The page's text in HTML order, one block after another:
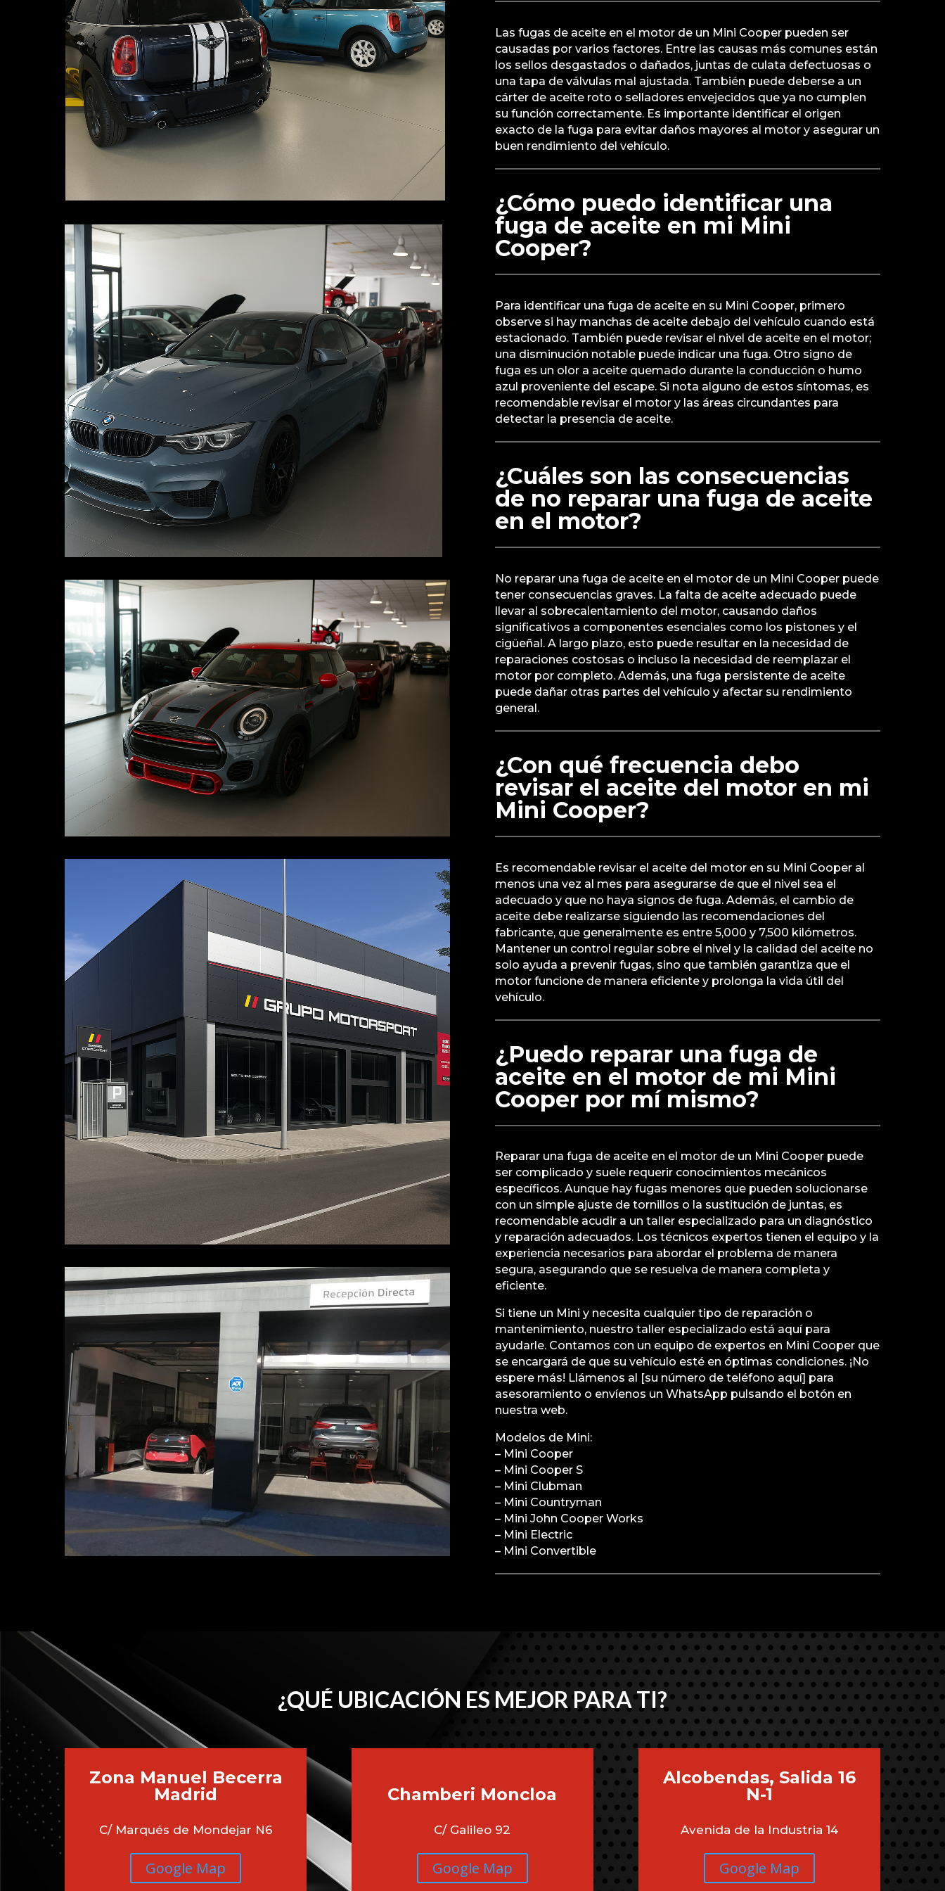
Las fugas de aceite en el motor de un Mini Cooper pueden ser
causadas por varios factores. Entre las causas más comunes están
los sellos desgastados o dañados, juntas de culata defectuosas o
una tapa de válvulas mal ajustada. También puede deberse a un
cárter de aceite roto o selladores envejecidos que ya no cumplen
su función correctamente. Es importante identificar el origen
exacto de la fuga para evitar daños mayores al motor y asegurar un
buen rendimiento del vehículo.
¿Cómo puedo identificar una
fuga de aceite en mi Mini
Cooper?
Para identificar una fuga de aceite en su Mini Cooper, primero
observe si hay manchas de aceite debajo del vehículo cuando está
estacionado. También puede revisar el nivel de aceite en el motor;
una disminución notable puede indicar una fuga. Otro signo de
fuga es un olor a aceite quemado durante la conducción o humo
azul proveniente del escape. Si nota alguno de estos síntomas, es
recomendable revisar el motor y las áreas circundantes para
detectar la presencia de aceite.
¿Cuáles son las consecuencias
de no reparar una fuga de aceite
en el motor?
No reparar una fuga de aceite en el motor de un Mini Cooper puede
tener consecuencias graves. La falta de aceite adecuado puede
llevar al sobrecalentamiento del motor, causando daños
significativos a componentes esenciales como los pistones y el
cigüeñal. A largo plazo, esto puede resultar en la necesidad de
reparaciones costosas o incluso la necesidad de reemplazar el
motor por completo. Además, una fuga persistente de aceite
puede dañar otras partes del vehículo y afectar su rendimiento
general.
¿Con qué frecuencia debo
revisar el aceite del motor en mi
Mini Cooper?
Es recomendable revisar el aceite del motor en su Mini Cooper al
menos una vez al mes para asegurarse de que el nivel sea el
adecuado y que no haya signos de fuga. Además, el cambio de
aceite debe realizarse siguiendo las recomendaciones del
fabricante, que generalmente es entre 5,000 y 7,500 kilómetros.
Mantener un control regular sobre el nivel y la calidad del aceite no
solo ayuda a prevenir fugas, sino que también garantiza que el
motor funcione de manera eficiente y prolonga la vida útil del
vehículo.
¿Puedo reparar una fuga de
aceite en el motor de mi Mini
Cooper por mí mismo?
Reparar una fuga de aceite en el motor de un Mini Cooper puede
ser complicado y suele requerir conocimientos mecánicos
específicos. Aunque hay fugas menores que pueden solucionarse
con un simple ajuste de tornillos o la sustitución de juntas, es
recomendable acudir a un taller especializado para un diagnóstico
y reparación adecuados. Los técnicos expertos tienen el equipo y la
experiencia necesarios para abordar el problema de manera
segura, asegurando que se resuelva de manera completa y
eficiente.
Si tiene un Mini y necesita cualquier tipo de reparación o
mantenimiento, nuestro taller especializado está aquí para
ayudarle. Contamos con un equipo de expertos en Mini Cooper que
se encargará de que su vehículo esté en óptimas condiciones. ¡No
espere más! Llámenos al [su número de teléfono aquí] para
asesoramiento o envíenos un WhatsApp pulsando el botón en
nuestra web.
Modelos de Mini:
– Mini Cooper
– Mini Cooper S
– Mini Clubman
– Mini Countryman
– Mini John Cooper Works
– Mini Electric
– Mini Convertible
¿QUÉ UBICACIÓN ES MEJOR PARA TI?
Zona Manuel Becerra
Madrid
C/ Marqués de Mondejar N6
Google Map
Chamberi Moncloa
C/ Galileo 92
Google Map
Alcobendas, Salida 16
N-1
Avenida de la Industria 14
Google Map